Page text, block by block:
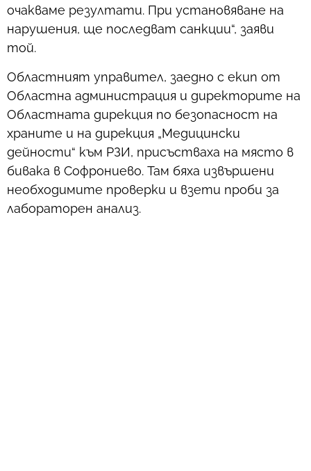
очакваме резултати. При установяване на
нарушения, ще последват санкции“, заяви
той.
Областният управител, заедно с екип от
Областна администрация и директорите на
Областната дирекция по безопасност на
храните и на дирекция „Медицински
дейности“ към РЗИ, присъстваха на място в
бивака в Софрониево. Там бяха извършени
необходимите проверки и взети проби за
лабораторен анализ.